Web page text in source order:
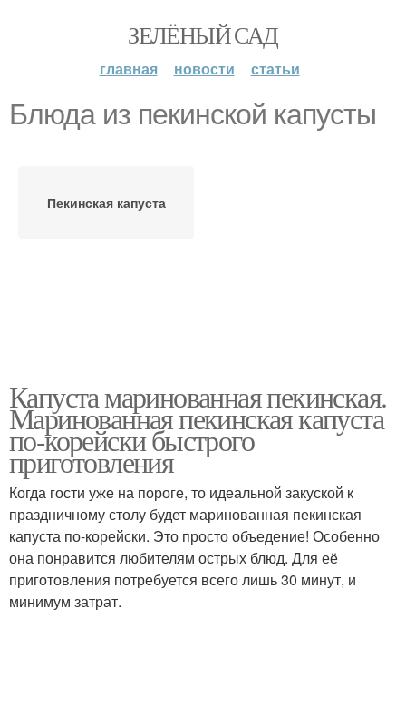
ЗЕЛЁНЫЙ САД
главная новости статьи
Блюда из пекинской капусты
Пекинская капуста
Капуста маринованная пекинская.
Маринованная пекинская капуста
по-корейски быстрого
приготовления
Когда гости уже на пороге, то идеальной закуской к
праздничному столу будет маринованная пекинская
капуста по-корейски. Это просто объедение! Особенно
она понравится любителям острых блюд. Для её
приготовления потребуется всего лишь 30 минут, и
минимум затрат.